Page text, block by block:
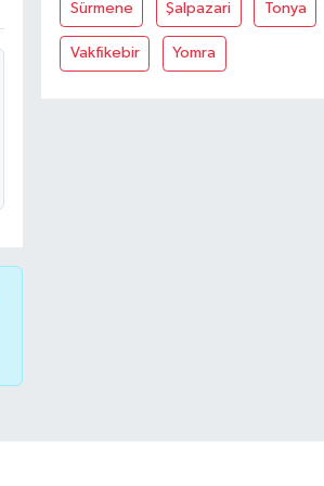
Sürmene Şalpazari Tonya
Vakfikebir Yomra